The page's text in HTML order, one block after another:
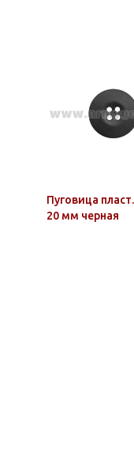
Пуговица
20 мм черная